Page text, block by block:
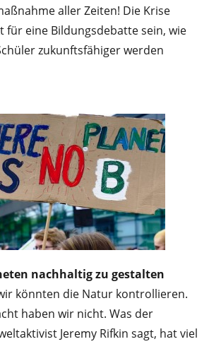
aller Zeiten! Die Krise
für eine Bildungsdebatte sein, wie
zukunftsfähiger werden
nachhaltig zu gestalten
könnten die Natur kontrollieren.
haben wir nicht. Was der
Jeremy Rifkin sagt, hat viel